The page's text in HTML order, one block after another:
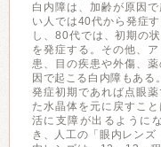
白内障は、加齢が原因
い人では40代から発症
し、80代では、初期の
を発症する。その他、
患、目の疾患や外傷、
因で起こる白内障もある。
発症初期であれば点眼
た水晶体を元に戻すこ
活に支障が出るように
き、人工の「眼内レン